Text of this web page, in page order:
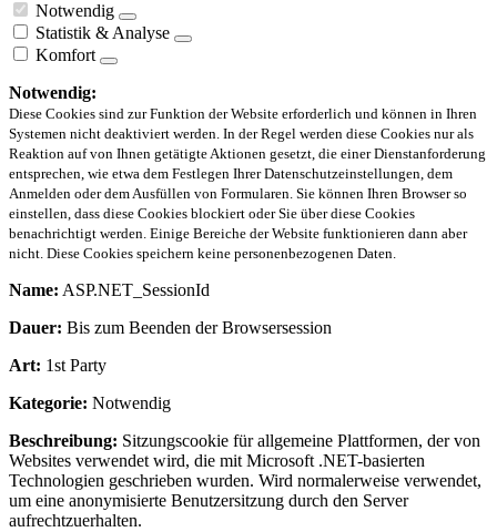
Notwendig
Statistik & Analyse
Komfort
Notwendig:
Diese Cookies sind zur Funktion der Website erforderlich und können in Ihren
Systemen nicht deaktiviert werden. In der Regel werden diese Cookies nur als
Reaktion auf von Ihnen getätigte Aktionen gesetzt, die einer Dienstanforderung
entsprechen, wie etwa dem Festlegen Ihrer Datenschutzeinstellungen, dem
Anmelden oder dem Ausfüllen von Formularen. Sie können Ihren Browser so
einstellen, dass diese Cookies blockiert oder Sie über diese Cookies
benachrichtigt werden. Einige Bereiche der Website funktionieren dann aber
nicht. Diese Cookies speichern keine personenbezogenen Daten.
Name: ASP.NET_SessionId
Dauer: Bis zum Beenden der Browsersession
Art: 1st Party
Kategorie: Notwendig
Beschreibung: Sitzungscookie für allgemeine Plattformen, der von
Websites verwendet wird, die mit Microsoft .NET-basierten
Technologien geschrieben wurden. Wird normalerweise verwendet,
um eine anonymisierte Benutzersitzung durch den Server
aufrechtzuerhalten.